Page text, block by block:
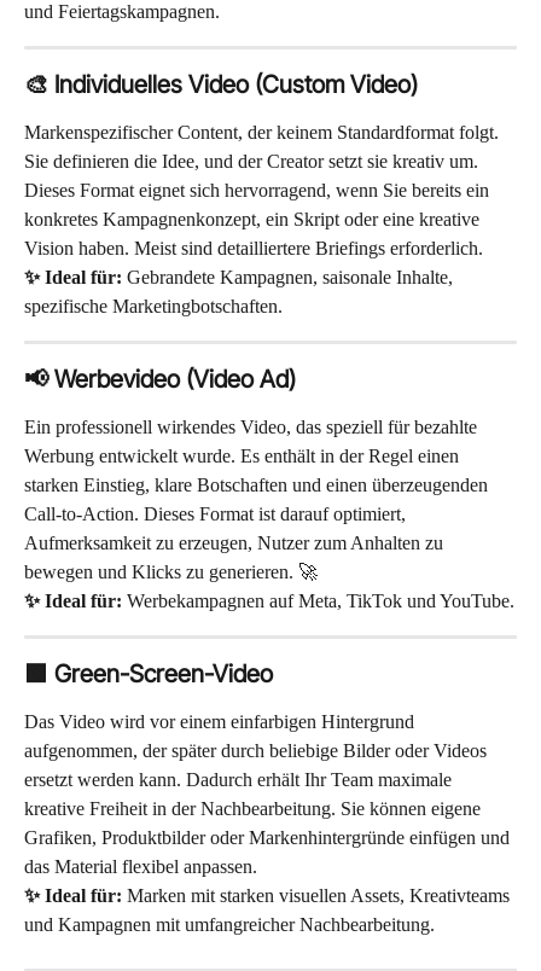
und Feiertagskampagnen.
🎨 Individuelles Video (Custom Video)
Markenspezifischer Content, der keinem Standardformat folgt.
Sie definieren die Idee, und der Creator setzt sie kreativ um.
Dieses Format eignet sich hervorragend, wenn Sie bereits ein
konkretes Kampagnenkonzept, ein Skript oder eine kreative
Vision haben. Meist sind detailliertere Briefings erforderlich.
✨ Ideal für: Gebrandete Kampagnen, saisonale Inhalte,
spezifische Marketingbotschaften.
📢 Werbevideo (Video Ad)
Ein professionell wirkendes Video, das speziell für bezahlte
Werbung entwickelt wurde. Es enthält in der Regel einen
starken Einstieg, klare Botschaften und einen überzeugenden
Call-to-Action. Dieses Format ist darauf optimiert,
Aufmerksamkeit zu erzeugen, Nutzer zum Anhalten zu
bewegen und Klicks zu generieren. 🚀
✨ Ideal für: Werbekampagnen auf Meta, TikTok und YouTube.
🟩 Green-Screen-Video
Das Video wird vor einem einfarbigen Hintergrund
aufgenommen, der später durch beliebige Bilder oder Videos
ersetzt werden kann. Dadurch erhält Ihr Team maximale
kreative Freiheit in der Nachbearbeitung. Sie können eigene
Grafiken, Produktbilder oder Markenhintergründe einfügen und
das Material flexibel anpassen.
✨ Ideal für: Marken mit starken visuellen Assets, Kreativteams
und Kampagnen mit umfangreicher Nachbearbeitung.